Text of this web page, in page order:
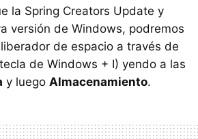
la Spring Creators Update y
versión de Windows, podremos
de espacio a través de
de Windows + I) yendo a las
y luego Almacenamiento.